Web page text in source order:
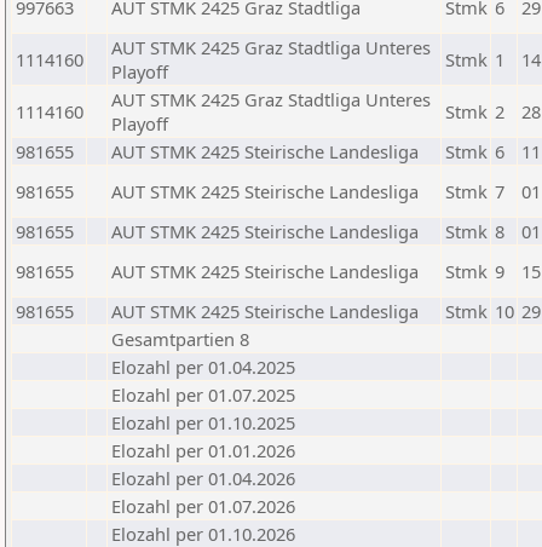
997663
AUT STMK 2425 Graz Stadtliga Stmk 6
1114160
AUT STMK 2425 Graz Stadtliga Unteres
Playoff
Stmk 1
1114160
AUT STMK 2425 Graz Stadtliga Unteres
Playoff
Stmk 2
981655
AUT STMK 2425 Steirische Landesliga Stmk 6
981655
AUT STMK 2425 Steirische Landesliga Stmk 7
981655
AUT STMK 2425 Steirische Landesliga Stmk 8
981655
AUT STMK 2425 Steirische Landesliga Stmk 9
981655
AUT STMK 2425 Steirische Landesliga Stmk 10
Gesamtpartien 8
Elozahl per 01.04.2025
Elozahl per 01.07.2025
Elozahl per 01.10.2025
Elozahl per 01.01.2026
Elozahl per 01.04.2026
Elozahl per 01.07.2026
Elozahl per 01.10.2026